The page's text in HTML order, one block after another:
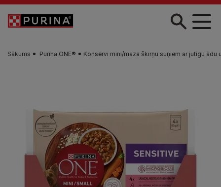
Skip to main content
Sākums Purina ONE® Konservi mini/maza škirņu suņiem ar jutīgu ādu